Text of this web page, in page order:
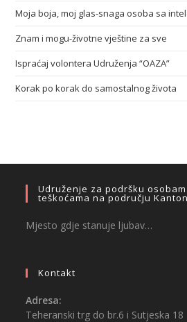
Moja boja, moj glas-snaga osoba sa
Znam i mogu-životne vještine za sve
Ispraćaj volontera Udruženja “OAZA”
Korak po korak do samostalnog života
Udruženje za podršku
teškoćama na području
Mjesto gdje stanuje ljubav…
Kontakt
Adresa:
Teheranski trg do br.6 i Sutjeska 18